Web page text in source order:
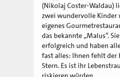
(Nikolaj Coster-Waldau)
zwei wundervolle Kinder
eigenes
das bekannte „Malus“.
erfolgreich und haben
fast alles: Ihnen fehlt der
Stern. Es ist ihr